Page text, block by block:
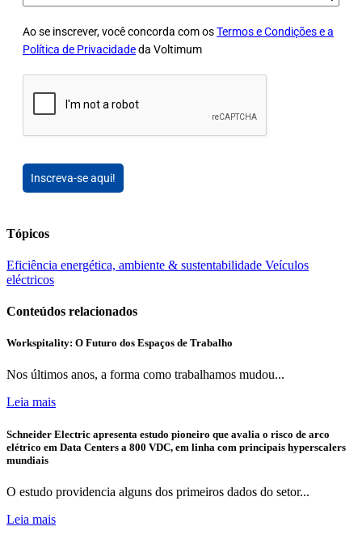
Ao se inscrever, você concorda com osTermos e Condições e a
Política de Privacidadeda Voltimum
Inscreva-se aqui!
Tópicos
Eficiência energética, ambiente & sustentabilidade Veículos
eléctricos
Conteúdos relacionados
Workspitality: O Futuro dos Espaços de Trabalho
Nos últimos anos, a forma como trabalhamos mudou...
Leia mais
Schneider Electric apresenta estudo pioneiro que avalia o risco de arco
elétrico em Data Centers a 800 VDC, em linha com principais hyperscalers
mundiais
O estudo providencia alguns dos primeiros dados do setor...
Leia mais